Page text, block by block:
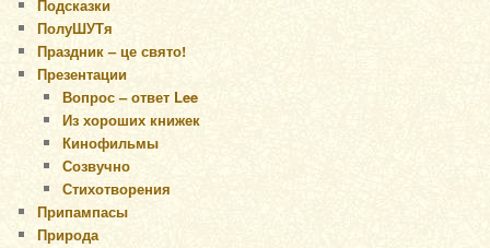
Подсказки
ПолуШУТя
Праздник – це свято!
Презентации
Вопрос – ответ Lee
Из хороших книжек
Кинофильмы
Созвучно
Стихотворения
Припампасы
Природа